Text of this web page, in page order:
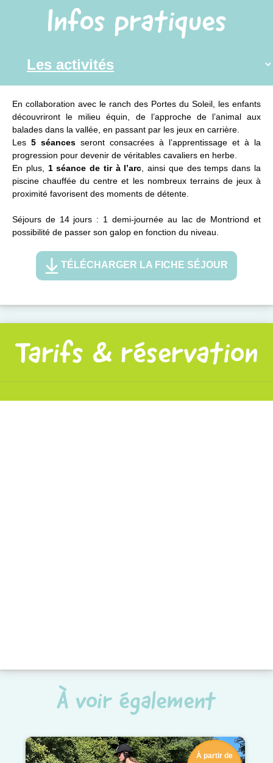
Infos pratiques
En collaboration avec le ranch des Portes du Soleil, les enfants
découvriront le milieu équin, de l’approche de l’animal aux
balades dans la vallée, en passant par les jeux en carrière.
Les 5 séances seront consacrées à l’apprentissage et à la
progression pour devenir de véritables cavaliers en herbe.
En plus, 1 séance de tir à l’arc, ainsi que des temps dans la
piscine chauffée du centre et les nombreux terrains de jeux à
proximité favorisent des moments de détente.
Séjours de 14 jours : 1 demi-journée au lac de Montriond et
possibilité de passer son galop en fonction du niveau.
TÉLÉCHARGER LA FICHE SÉJOUR
Tarifs & réservation
À voir également
À partir de